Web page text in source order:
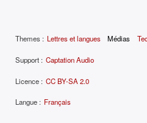
Themes : Lettres et langues Médias
Support : Captation Audio
Licence : CC BY-SA 2.0
Langue : Français